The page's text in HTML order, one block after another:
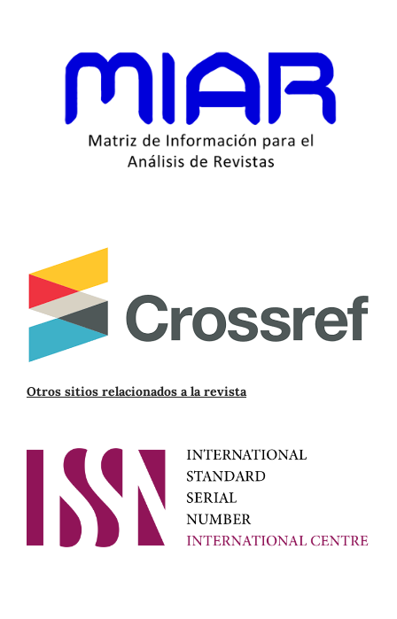
Otros sitios relacionados a la revista